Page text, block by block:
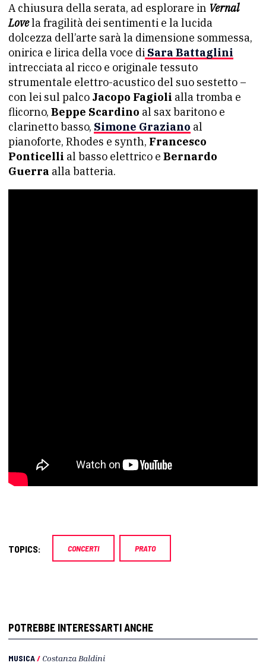
A chiusura della serata, ad esplorare in Vernal
Lovela fragilità dei sentimenti e la lucida
dolcezza dell’arte sarà la dimensione sommessa,
onirica e lirica della voce di Sara Battaglini
intrecciata al ricco e originale tessuto
strumentale elettro-acustico del suo sestetto –
con lei sul palco Jacopo Fagioli alla tromba e
flicorno, Beppe Scardino al sax baritono e
clarinetto basso, Simone Graziano al
pianoforte, Rhodes e synth, Francesco
Ponticelli al basso elettrico e Bernardo
Guerra alla batteria.
TOPICS: CONCERTI PRATO
POTREBBE INTERESSARTI ANCHE
MUSICA/ Costanza Baldini